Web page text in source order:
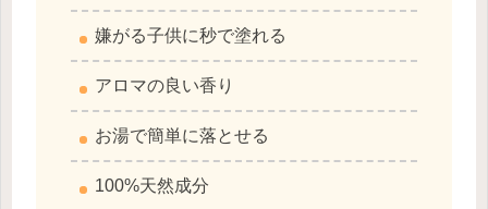
嫌がる子供に秒で塗れる
アロマの良い香り
お湯で簡単に落とせる
100%天然成分